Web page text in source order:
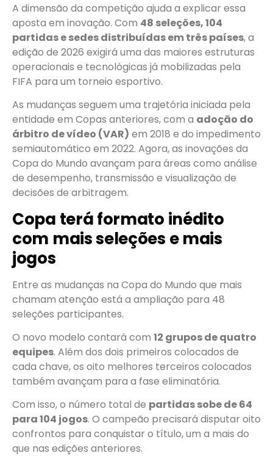
A dimensão da competição ajuda a explicar essa
aposta em inovação. Com 48 seleções, 104
partidas e sedes distribuídas em três países, a
edição de 2026 exigirá uma das maiores estruturas
operacionais e tecnológicas já mobilizadas pela
FIFA para um torneio esportivo.
As mudanças seguem uma trajetória iniciada pela
entidade em Copas anteriores, com a adoção do
árbitro de vídeo (VAR) em 2018 e do impedimento
semiautomático em 2022. Agora, as inovações da
Copa do Mundo avançam para áreas como análise
de desempenho, transmissão e visualização de
decisões de arbitragem.
Copa terá formato inédito
com mais seleções e mais
jogos
Entre as mudanças na Copa do Mundo que mais
chamam atenção está a ampliação para 48
seleções participantes.
O novo modelo contará com 12 grupos de quatro
equipes. Além dos dois primeiros colocados de
cada chave, os oito melhores terceiros colocados
também avançam para a fase eliminatória.
Com isso, o número total de partidas sobe de 64
para 104 jogos. O campeão precisará disputar oito
confrontos para conquistar o título, um a mais do
que nas edições anteriores.